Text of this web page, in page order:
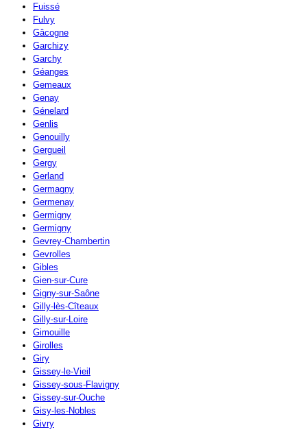
Fuissé
Fulvy
Gâcogne
Garchizy
Garchy
Géanges
Gemeaux
Genay
Génelard
Genlis
Genouilly
Gergueil
Gergy
Gerland
Germagny
Germenay
Germigny
Germigny
Gevrey-Chambertin
Gevrolles
Gibles
Gien-sur-Cure
Gigny-sur-Saône
Gilly-lès-Cîteaux
Gilly-sur-Loire
Gimouille
Girolles
Giry
Gissey-le-Vieil
Gissey-sous-Flavigny
Gissey-sur-Ouche
Gisy-les-Nobles
Givry